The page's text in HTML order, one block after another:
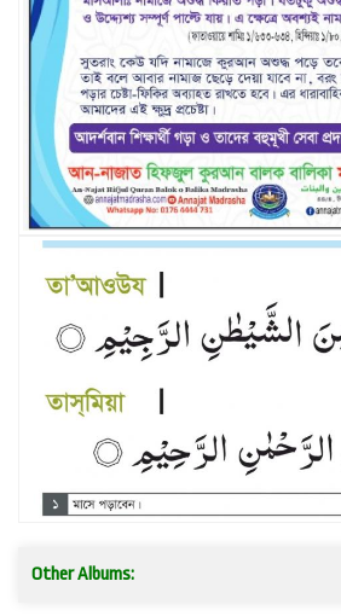
Other Albums: